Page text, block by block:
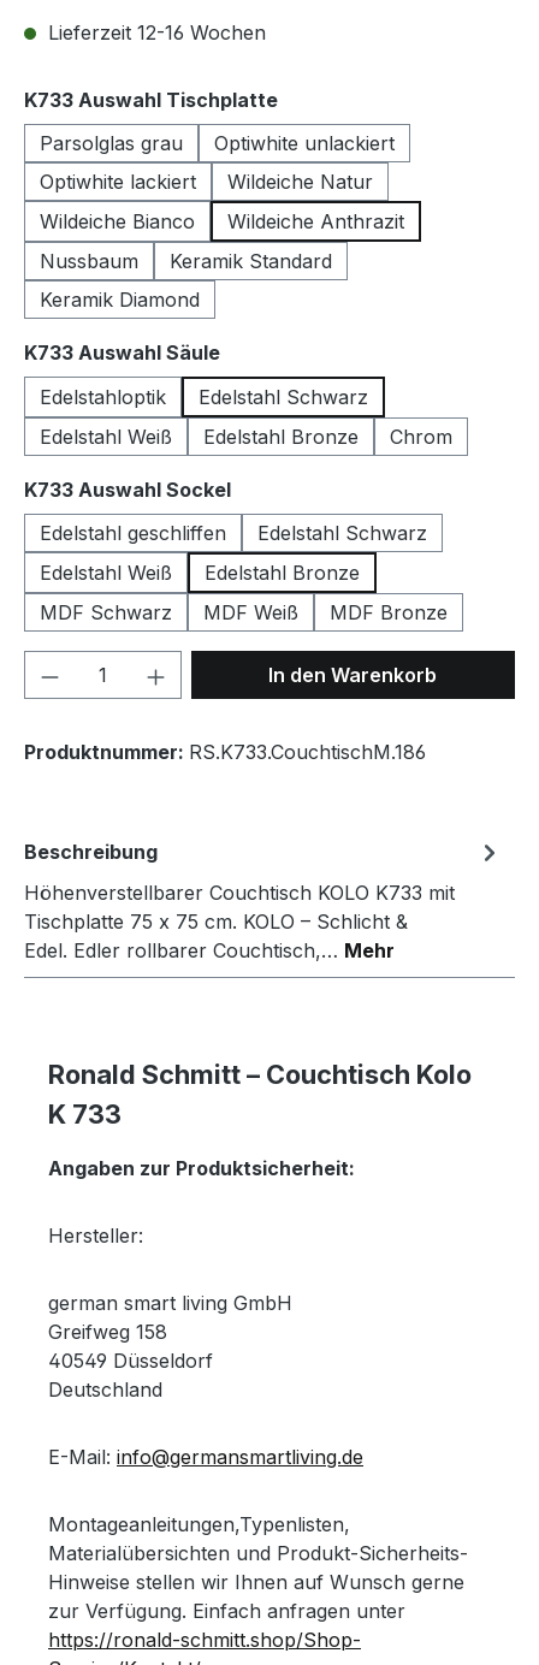
Lieferzeit 12-16 Wochen
K733 Auswahl Tischplatteauswählen
Parsolglas grau
Optiwhite unlackiert
Optiwhite lackiert
Wildeiche Natur
Wildeiche Bianco
Wildeiche Anthrazit
Nussbaum
Keramik Standard
Keramik Diamond
K733 Auswahl Säuleauswählen
Edelstahloptik
Edelstahl Schwarz
Edelstahl Weiß
Edelstahl Bronze Chrom
K733 Auswahl Sockelauswählen
Edelstahl geschliffen
Edelstahl Schwarz
Edelstahl Weiß
Edelstahl Bronze
MDF Schwarz
MDF Weiß MDF Bronze
Produkt Anzahl: Gib denIn den Warenkorb
Produktnummer: RS.K733.CouchtischM.186
Beschreibung
Höhenverstellbarer Couchtisch KOLO K733 mit
Tischplatte 75 x 75 cm. KOLO – Schlicht &
Edel. Edler rollbarer Couchtisch,… Mehr
Ronald Schmitt – Couchtisch Kolo
K 733
Angaben zur Produktsicherheit:
Hersteller:
german smart living GmbH
Greifweg 158
40549 Düsseldorf
Deutschland
E-Mail: info@germansmartliving.de
Montageanleitungen,Typenlisten,
Materialübersichten und Produkt-Sicherheits-
Hinweise stellen wir Ihnen auf Wunsch gerne
zur Verfügung. Einfach anfragen unter
https://ronald-schmitt.shop/Shop-